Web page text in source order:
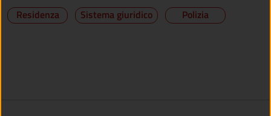
Residenza
Sistema giuridico Polizia